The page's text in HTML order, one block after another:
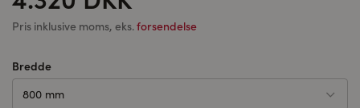
Pris inklusive moms, eks.forsendelse
Bredde
800 mm